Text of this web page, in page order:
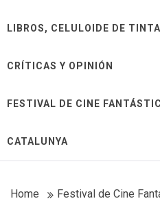
LIBROS, CELULOIDE DE TINTA
CRÍTICAS Y OPINIÓN
FESTIVAL DE CINE
CATALUNYA
Home
Festival de Cine